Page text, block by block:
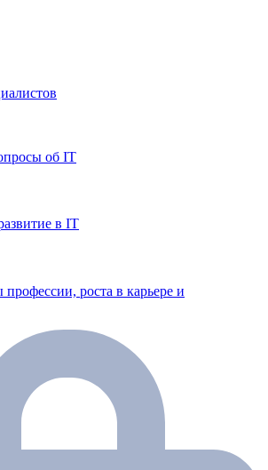
об IT
в IT
роста в карьере и